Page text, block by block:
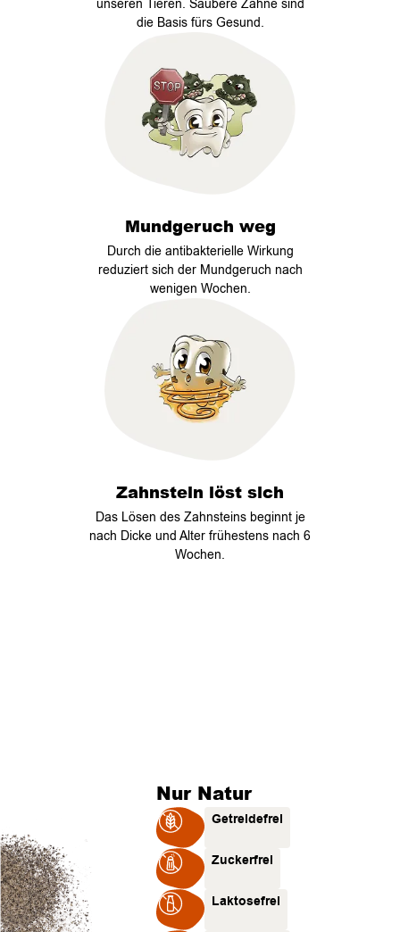
unseren Tieren. Saubere Zähne sind
die Basis fürs Gesund.
Mundgeruch weg
Durch die antibakterielle Wirkung
reduziert sich der Mundgeruch nach
wenigen Wochen.
Zahnstein löst sich
Das Lösen des Zahnsteins beginnt je
nach Dicke und Alter frühestens nach 6
Wochen.
Nur Natur
Getreidefrei
Zuckerfrei
Laktosefrei